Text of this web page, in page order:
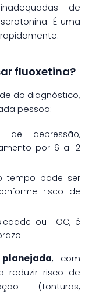
de
É uma
fluoxetina?
do diagnóstico,
pessoa:
de depressão,
por 6 a 12
tempo pode ser
risco de
ou TOC, é
, com
reduzir risco de
(tonturas,